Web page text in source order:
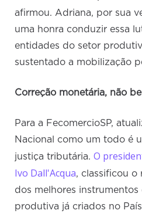
afirmou. Adriana, por sua
uma honra conduzir essa
entidades do setor
sustentado a mobilização
Correção monetária, não
Para a FecomercioSP,
Nacional como um todo é
justiça tributária.O
Ivo Dall'Acqua, classificou o
dos melhores instrumentos
produtiva já criados no